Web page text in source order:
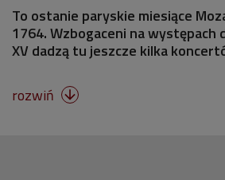
To ostanie paryskie miesiące
1764. Wzbogaceni na występach
XV dadzą tu jeszcze kilka
rozwiń 